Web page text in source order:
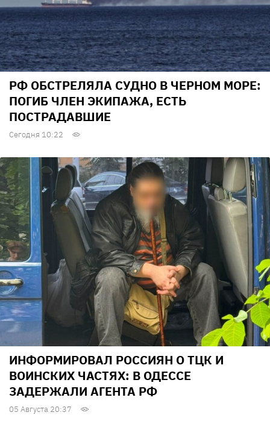
РФ ОБСТРЕЛЯЛА СУДНО В ЧЕРНОМ МОРЕ:
ПОГИБ ЧЛЕН ЭКИПАЖА, ЕСТЬ
ПОСТРАДАВШИЕ
Сегодня 10:22
ИНФОРМИРОВАЛ РОССИЯН О ТЦК И
ВОИНСКИХ ЧАСТЯХ: В ОДЕССЕ
ЗАДЕРЖАЛИ АГЕНТА РФ
05 Августа 20:37